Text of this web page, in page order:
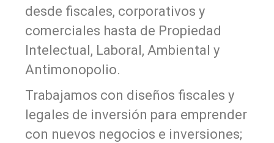
desde fiscales, corporativos y
comerciales hasta de Propiedad
Intelectual, Laboral, Ambiental y
Antimonopolio.
Trabajamos con diseños fiscales y
legales de inversión para emprender
con nuevos negocios e inversiones;